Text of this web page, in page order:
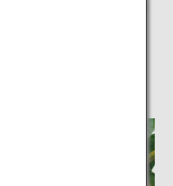
希少品や、地方に眠る逸品なども扱う
することで地域の活